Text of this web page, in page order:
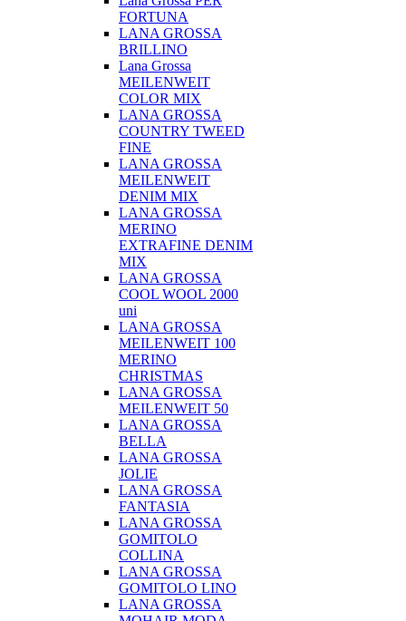
FORTUNA
LANA GROSSA
BRILLINO
Lana Grossa
MEILENWEIT
COLOR MIX
LANA GROSSA
COUNTRY TWEED
FINE
LANA GROSSA
MEILENWEIT
DENIM MIX
LANA GROSSA
MERINO
EXTRAFINE DENIM
MIX
LANA GROSSA
COOL WOOL 2000
uni
LANA GROSSA
MEILENWEIT 100
MERINO
CHRISTMAS
LANA GROSSA
MEILENWEIT 50
LANA GROSSA
BELLA
LANA GROSSA
JOLIE
LANA GROSSA
FANTASIA
LANA GROSSA
GOMITOLO
COLLINA
LANA GROSSA
GOMITOLO LINO
LANA GROSSA